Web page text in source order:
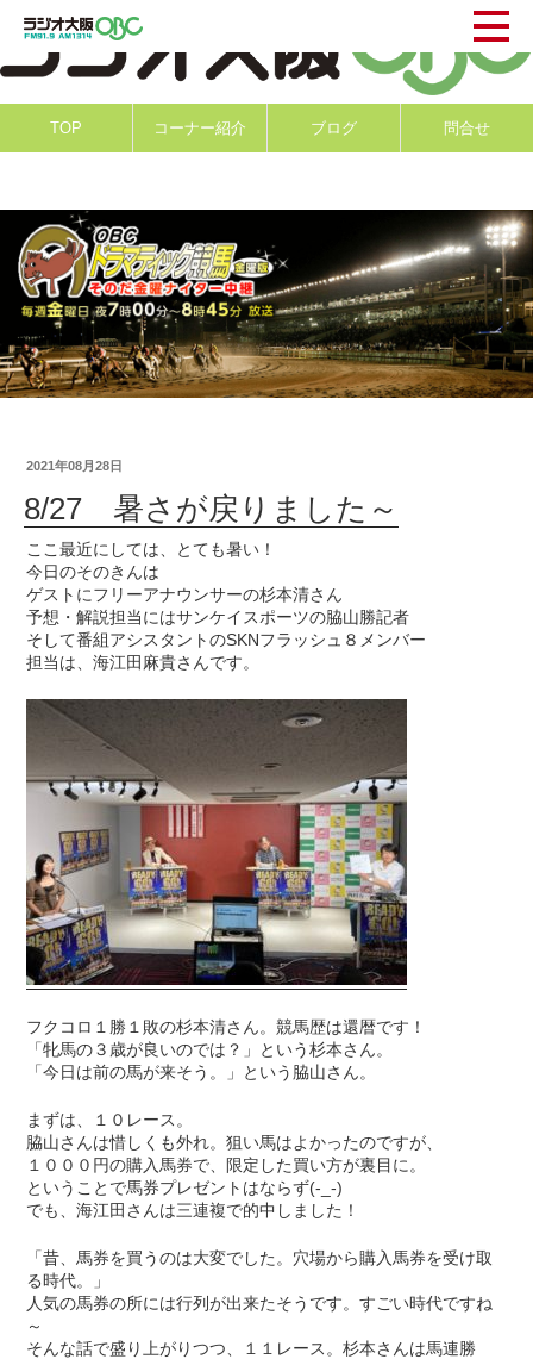
TOP コーナー紹介 ブログ 問合せ
2021年08月28日
8/27 暑さが戻りました～
ここ最近にしては、とても暑い！
今日のそのきんは
ゲストにフリーアナウンサーの杉本清さん
予想・解説担当にはサンケイスポーツの脇山勝記者
そして番組アシスタントのSKNフラッシュ８メンバー
担当は、海江田麻貴さんです。
フクコロ１勝１敗の杉本清さん。競馬歴は還暦です！
「牝馬の３歳が良いのでは？」という杉本さん。
「今日は前の馬が来そう。」という脇山さん。
まずは、１０レース。
脇山さんは惜しくも外れ。狙い馬はよかったのですが、
１０００円の購入馬券で、限定した買い方が裏目に。
ということで馬券プレゼントはならず(-_-)
でも、海江田さんは三連複で的中しました！
「昔、馬券を買うのは大変でした。穴場から購入馬券を受け取
る時代。」
人気の馬券の所には行列が出来たそうです。すごい時代ですね
～
そんな話で盛り上がりつつ、１１レース。杉本さんは馬連勝